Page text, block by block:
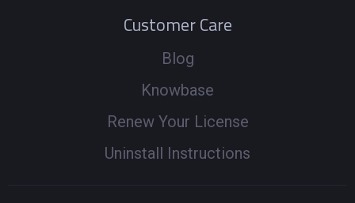
Customer Care
Blog
Knowbase
Renew Your License
Uninstall Instructions